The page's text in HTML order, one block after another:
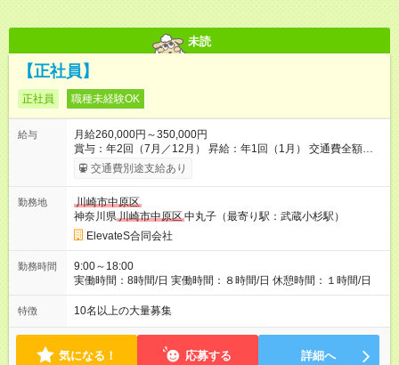
未読
【正社員】
正社員 職種未経験OK
給与
月給260,000円～350,000円
賞与：年2回（7月／12月） 昇給：年1回（1月） 交通費全額支
給 初年度の想定年収：400万前後 スキルや業務内容に応じて昇
給や特別手当の支給がございます 「頑張った分がきちんと評価
また、未経験から安心してスタートできるよう、 ITスクール無
料受講制度や研修期間中の給与保証制度もご用意！ 資格取得支
援制度も充実しており、受験費用は会社が全額負担◎ 合格者
（資格保有者）には資格手当も支給しています！ ▼取得可能資
格例 ・ITパスポート ・MOS（Microsoft Office Specialist） ・
CAD利用技術者試験 ・基本情報技術者試験 ・AWS認定資格 ・
交通費別途支給あり
勤務地
川崎市中原区
神奈川県川崎市中原区中丸子（最寄り駅：武蔵小杉駅）
ElevateS合同会社
勤務時間
9:00～18:00
実働時間：8時間/日 実働時間：８時間/日 休憩時間：１時間/日
特徴 10名以上の大量募集
気になる！ 応募する 詳細へ